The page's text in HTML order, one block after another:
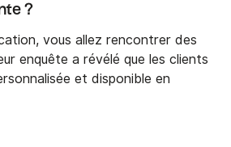
?
vous allez rencontrer des
enquête a révélé que les clients
et disponible en